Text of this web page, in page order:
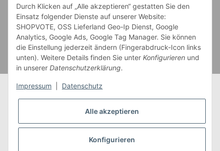
* Alle Preise inkl. gesetzlicher USt., zzgl.Versand
** Gilt für Lieferungen innerhalb Deutschlands,
Durch Klicken auf „Alle akzeptieren“ gestatten Sie den
Einsatz folgender Dienste auf unserer Website:
SHOPVOTE, OSS Lieferland Geo-Ip Dienst, Google
Analytics, Google Ads, Google Tag Manager. Sie können
die Einstellung jederzeit ändern (Fingerabdruck-Icon links
unten). Weitere Details finden Sie unter Konfigurieren und
in unserer Datenschutzerklärung.
Impressum Datenschutz
Alle akzeptieren
Konfigurieren